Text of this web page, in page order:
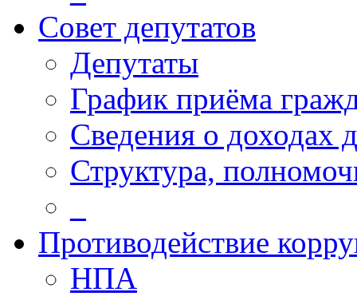
Совет депутатов
Депутаты
График приёма
Сведения о доходах
Структура,
Противодействие
НПА